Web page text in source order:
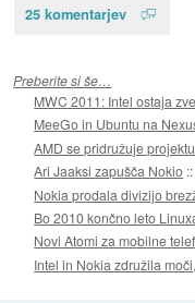
25 komentarjev
Preberite si še…
MWC 2011: Intel ostaja
MeeGo in Ubuntu na
AMD se pridružuje
Ari Jaaksi zapušča Nokio
Nokia prodala divizijo
Bo 2010 končno leto
Novi Atomi za mobilne
Intel in Nokia združila